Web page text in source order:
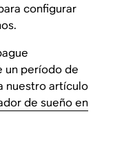
configurar
un período de
nuestro artículo
de sueño en